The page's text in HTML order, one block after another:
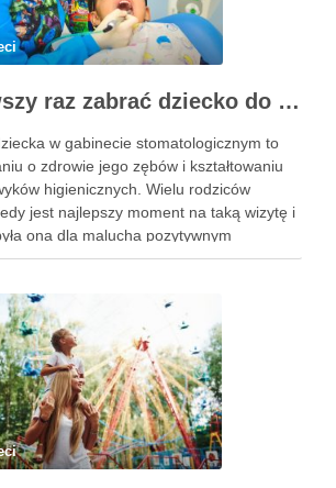
Kiedy pierwszy raz zabrać dziecko do dentysty? Wskazówki dla rodziców
w gabinecie stomatologicznym to
o zdrowie jego zębów i kształtowaniu
higienicznych. Wielu rodziców
jest najlepszy moment na taką wizytę i
ona dla malucha pozytywnym
te pytania odpowiada doświadczony